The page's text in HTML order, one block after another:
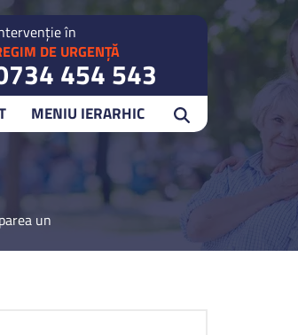
MENIU IERARHIC
în
DE URGENȚĂ
454 543
unei funcții de natură contractuală din